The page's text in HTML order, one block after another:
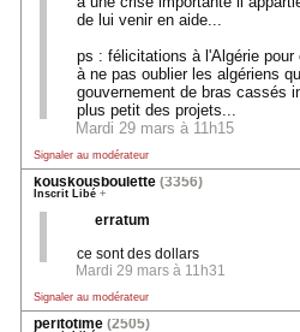
de lui venir en aide...
ps : félicitations à l'Algérie
à ne pas oublier les algériens
gouvernement de bras cassés
plus petit des projets...
Mardi 29 mars à 11h15
Signaler au modérateur
kouskousboulette (3356)
Inscrit Libé +
erratum
ce sont des dollars
Mardi 29 mars à 11h31
Signaler au modérateur
peritotime (2505)